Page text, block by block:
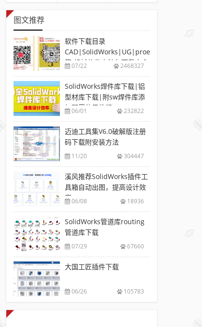
图文推荐
软件下载目录
CAD|SolidWorks|UG|proe
等-机械软件安装包下载大全
07/22 2468327
SolidWorks焊件库下载|铝
型材库下载|附sw焊件库添
加配置使用教程
06/01 232822
迈迪工具集V6.0破解版注册
码下载附安装方法
11/20 304447
溪风推荐SolidWorks插件工
具箱自动出图，提高设计效
率06/08 18936
SolidWorks管道库routing
管道库下载
07/29 67660
大国工匠插件下载
06/26 105783